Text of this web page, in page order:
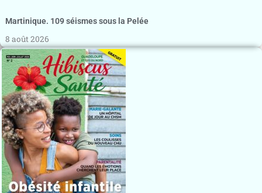
Martinique. 109 séismes sous la Pelée
8 août 2026